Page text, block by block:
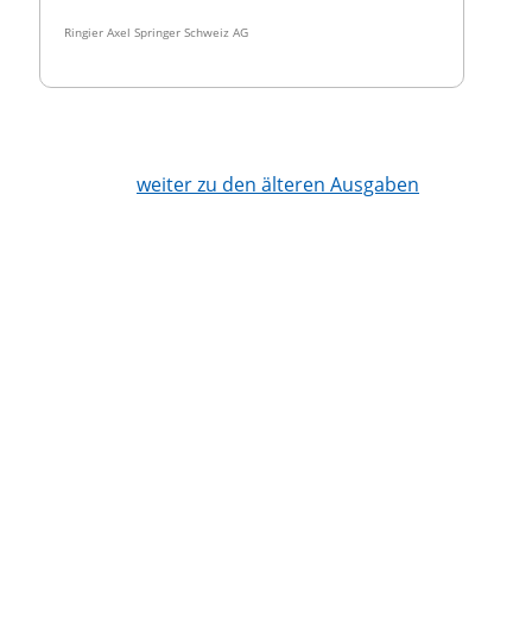
Ringier Axel Springer Schweiz AG
weiter zu den älteren Ausgaben